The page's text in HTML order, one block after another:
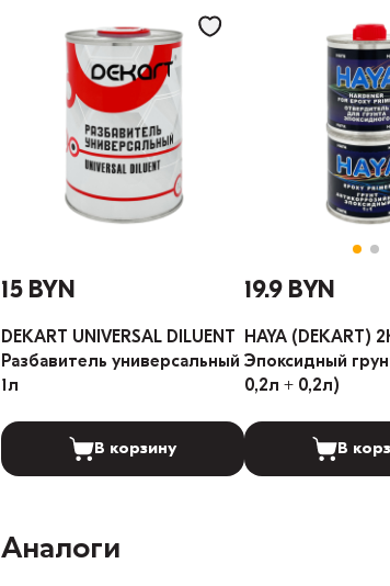
15 BYN
DEKART UNIVERSAL DILUENT
Разбавитель универсальный
1л
В корзину
19.9 BYN
HAYA (DEKART)
Эпоксидный грунт
0,2л + 0,2л)
В
Аналоги